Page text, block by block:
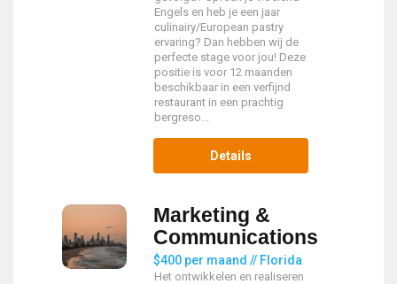
Engels en heb je een jaar
culinairy/European pastry
ervaring? Dan hebben wij de
perfecte stage voor jou! Deze
positie is voor 12 maanden
beschikbaar in een verfijnd
restaurant in een prachtig
bergreso...
Details
Marketing &
Communications
$400 per maand // Florida
Het ontwikkelen en realiseren